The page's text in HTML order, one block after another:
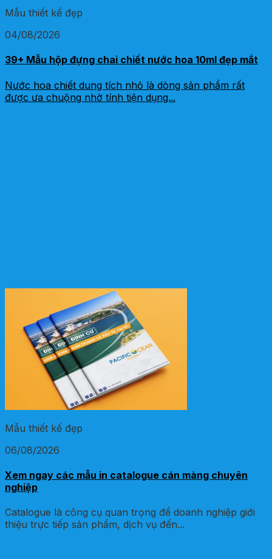
Mẫu thiết kế đẹp
04/08/2026
39+ Mẫu hộp đựng chai chiết nước hoa 10ml đẹp mắt
Nước hoa chiết dung tích nhỏ là dòng sản phẩm rất
được ưa chuộng nhờ tính tiện dụng...
Mẫu thiết kế đẹp
06/08/2026
Xem ngay các mẫu in catalogue cán màng chuyên
nghiệp
Catalogue là công cụ quan trọng để doanh nghiệp giới
thiệu trực tiếp sản phẩm, dịch vụ đến...